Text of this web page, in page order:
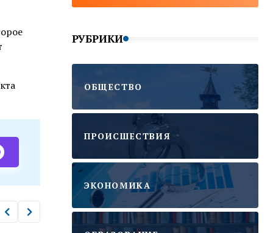
РУБРИКИ
ОБЩЕСТВО
ПРОИСШЕСТВИЯ
ЭКОНОМИКА